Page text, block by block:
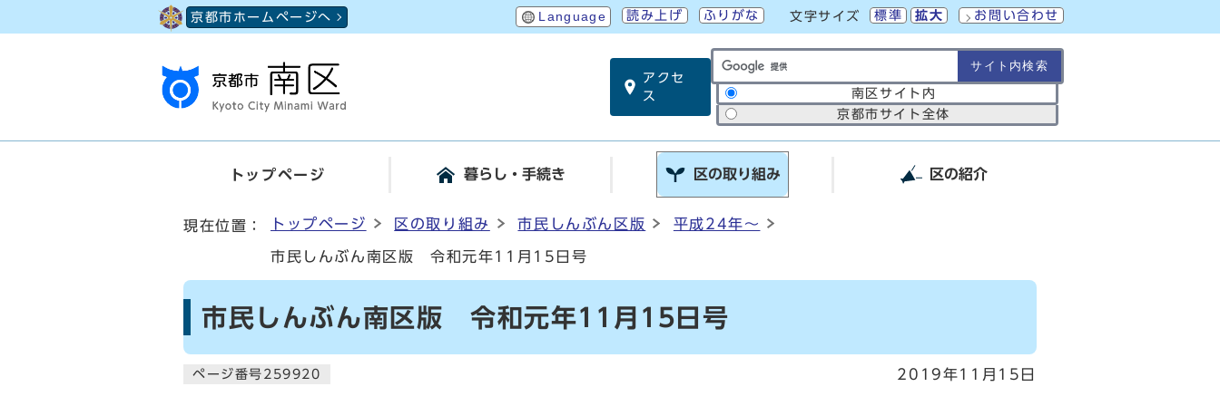
京都市ホームページへ Language 読み上げ ふりがな 文字サイズ 標準 拡大 お問い合わせ
アクセ
ス
サイト内検索の範囲
南区サイト内
京都市サイト全体
トップページ 暮らし・手続き 区の取り組み 区の紹介
現在位置： トップページ 区の取り組み 市民しんぶん区版 平成24年～
市民しんぶん南区版 令和元年11月15日号
市民しんぶん南区版 令和元年11月15日号
ページ番号259920 2019年11月15日